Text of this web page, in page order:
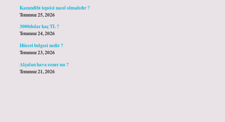
Kazandibi tepsisi nasıl olmalıdır ?
Temmuz 25, 2026
3000dolar kaç TL ?
Temmuz 24, 2026
Hüccet belgesi nedir ?
Temmuz 23, 2026
Alçalan hava ısınır mı ?
Temmuz 21, 2026